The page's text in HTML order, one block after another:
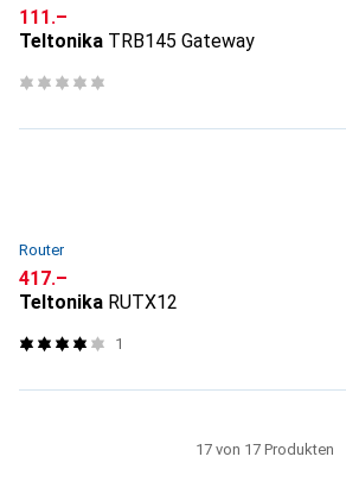
CHF
111.–
Teltonika TRB145 Gateway
Router
CHF
417.–
Teltonika RUTX12
1
17 von 17 Produkten